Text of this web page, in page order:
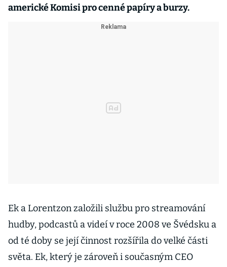
americké Komisi pro cenné papíry a burzy.
Ek a Lorentzon založili službu pro streamování
hudby, podcastů a videí v roce 2008 ve Švédsku a
od té doby se její činnost rozšířila do velké části
světa. Ek, který je zároveň i současným CEO